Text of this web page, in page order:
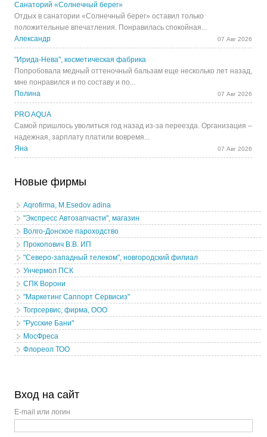
Санаторий «Солнечный берег»
Отдых в санатории «Солнечный берег» оставил только
положительные впечатления. Понравилась спокойная...
Александр
07 Авг 2026
"Ирида-Нева", косметическая фабрика
Попробовала медный оттеночный бальзам еще несколько лет назад,
мне понравился и по составу и по...
Полина
07 Авг 2026
PRO AQUA
Самой пришлось уволиться год назад из-за переезда. Организация –
надежная, зарплату платили вовремя...
Яна
07 Авг 2026
Новые фирмы
Aqrofirma, M.Esedov adina
"Экспресс Автозапчасти", магазин
Волго-Донское пароходство
Прокопович В.В. ИП
"Северо-западный телеком", новгородский филиал
Унчермол ПСК
СПК Ворони
"Маркетинг Саппорт Сервисиз"
Тогрсервис, фирма, ООО
"Русские Бани"
МосФреса
Флореол ТОО
Вход на сайт
E-mail или логин